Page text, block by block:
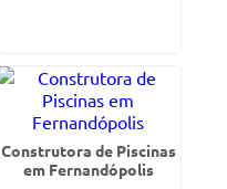
Construtora de Piscinas
em Fernandópolis